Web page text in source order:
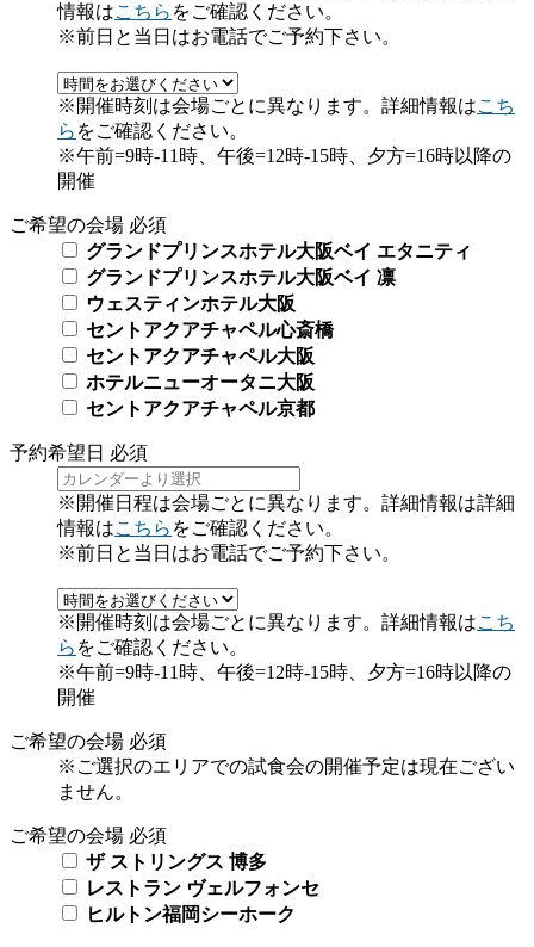
情報はこちら をご確認ください。
※前日と当日はお電話でご予約下さい。
※開催時刻は会場ごとに異なります。詳細情報はこち
ら をご確認ください。
※午前=9時-11時、午後=12時-15時、夕方=16時以降の
開催
ご希望の会場 必須
グランドプリンスホテル大阪ベイ エタニティ
グランドプリンスホテル大阪ベイ 凛
ウェスティンホテル大阪
セントアクアチャペル心斎橋
セントアクアチャペル大阪
ホテルニューオータニ大阪
セントアクアチャペル京都
予約希望日 必須
※開催日程は会場ごとに異なります。詳細情報は詳細
情報はこちら をご確認ください。
※前日と当日はお電話でご予約下さい。
※開催時刻は会場ごとに異なります。詳細情報はこち
ら をご確認ください。
※午前=9時-11時、午後=12時-15時、夕方=16時以降の
開催
ご希望の会場 必須
※ご選択のエリアでの試食会の開催予定は現在ござい
ません。
ご希望の会場 必須
ザ ストリングス 博多
レストラン ヴェルフォンセ
ヒルトン福岡シーホーク